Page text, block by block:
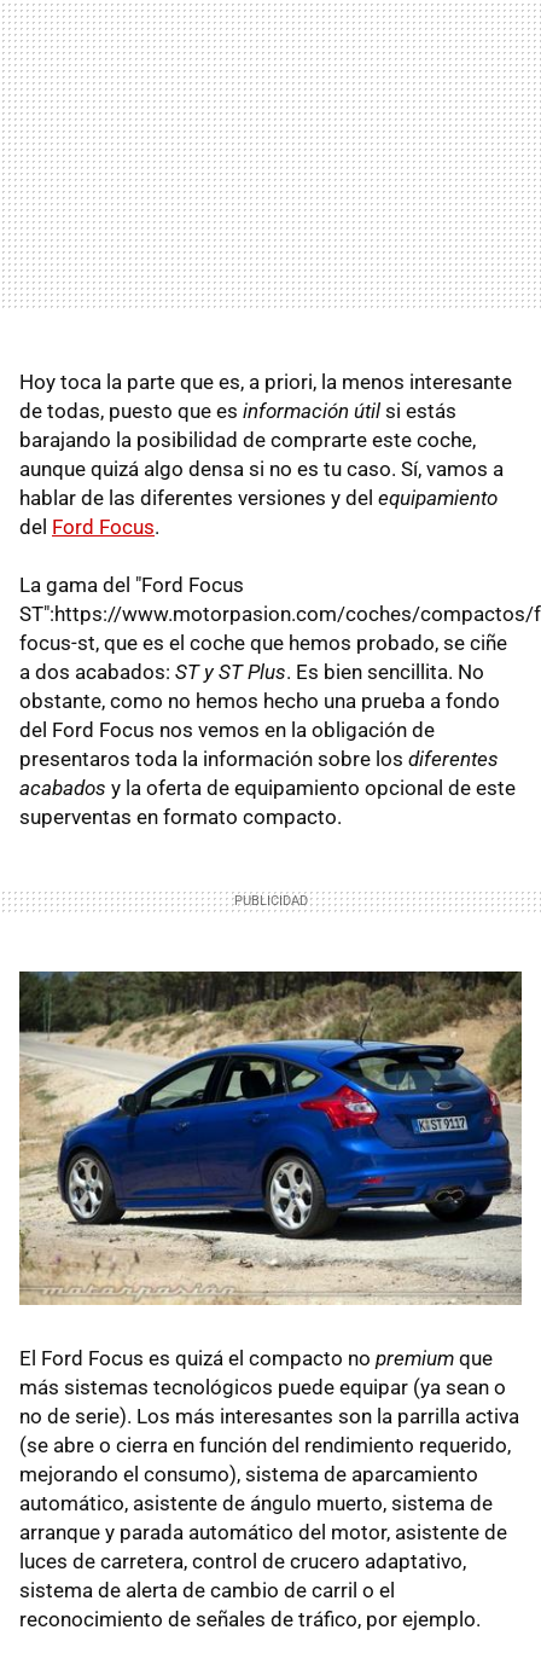
Hoy toca la parte que es, a priori, la menos interesante
de todas, puesto que es información útil si estás
barajando la posibilidad de comprarte este coche,
aunque quizá algo densa si no es tu caso. Sí, vamos a
hablar de las diferentes versiones y del equipamiento
del Ford Focus.
La gama del "Ford Focus
ST":https://www.motorpasion.com/coches/compactos/
focus-st, que es el coche que hemos probado, se ciñe
a dos acabados: ST y ST Plus. Es bien sencillita. No
obstante, como no hemos hecho una prueba a fondo
del Ford Focus nos vemos en la obligación de
presentaros toda la información sobre los diferentes
acabados y la oferta de equipamiento opcional de este
superventas en formato compacto.
El Ford Focus es quizá el compacto no premium que
más sistemas tecnológicos puede equipar (ya sean o
no de serie). Los más interesantes son la parrilla activa
(se abre o cierra en función del rendimiento requerido,
mejorando el consumo), sistema de aparcamiento
automático, asistente de ángulo muerto, sistema de
arranque y parada automático del motor, asistente de
luces de carretera, control de crucero adaptativo,
sistema de alerta de cambio de carril o el
reconocimiento de señales de tráfico, por ejemplo.